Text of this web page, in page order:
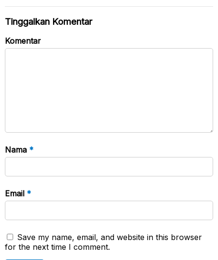
Tinggalkan Komentar
Komentar
Nama *
Email *
Save my name, email, and website in this browser
for the next time I comment.